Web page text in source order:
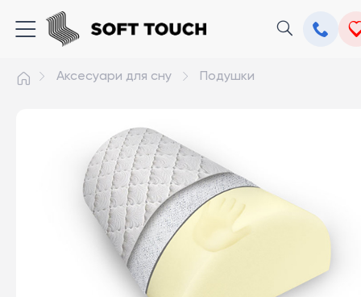
Аксесуари для сну Подушки